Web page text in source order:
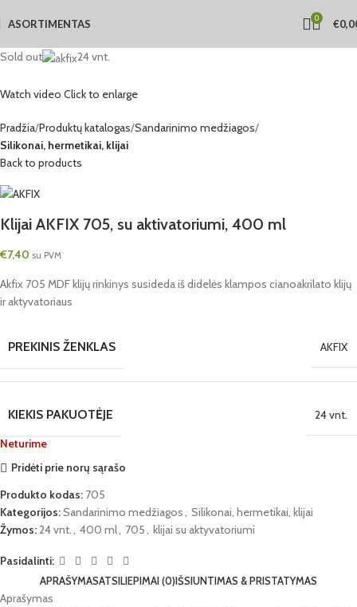
ASORTIMENTAS 0 €
Sold out 24 vnt.
Watch video Click to enlarge
Pradžia Produktų katalogas Sandarinimo medžiagos
Silikonai, hermetikai, klijai
Back to products
Klijai AKFIX 705, su aktivatoriumi, 400 ml
€7,40 su PVM
Akfix 705 MDF klijų rinkinys susideda iš didelės klampos cianoakrilato klijų
ir aktyvatoriaus
PREKINIS ŽENKLAS AKFIX
KIEKIS PAKUOTĖJE
24 vnt.
Neturime
Pridėti prie norų sąrašo
Produkto kodas: 705
Kategorijos:Sandarinimo medžiagos, Silikonai, hermetikai, klijai
Žymos:24 vnt., 400 ml, 705, klijai su aktyvatoriumi
Pasidalinti:
APRAŠYMASATSILIEPIMAI (0)IŠSIUNTIMAS & PRISTATYMAS
Aprašymas